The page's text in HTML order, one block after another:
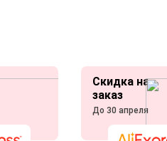
Скидка на
заказ
До 30 апреля